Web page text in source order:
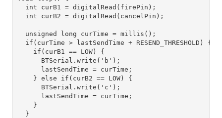
  int curB1 = digitalRead(firePin);
  int curB2 = digitalRead(cancelPin);
  unsigned long curTime = millis();
  if(curTime > lastSendTime + RESEND_THRESHOLD) {
    if(curB1 == LOW) {
      BTSerial.write('b');
      lastSendTime = curTime;
    } else if(curB2 == LOW) {
      BTSerial.write('c');
      lastSendTime = curTime;
    }
  }